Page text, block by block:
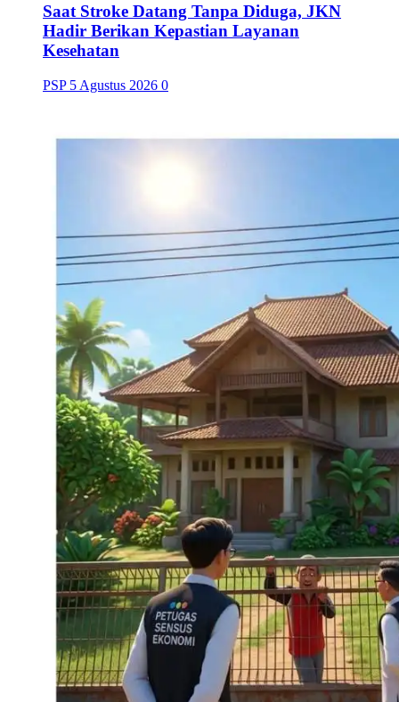
Saat Stroke Datang Tanpa Diduga, JKN
Hadir Berikan Kepastian Layanan
Kesehatan
PSP 5 Agustus 2026 0